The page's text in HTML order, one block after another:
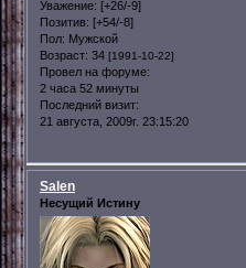
Уважение: [+26/-9]
Позитив: [+54/-8]
Пол: Мужской
Возраст: 34 [1991-10-22]
Провел на форуме:
2 часа 52 минуты
Последний визит:
21 августа, 2009г. 23:15:20
Salen
Несущий Истину